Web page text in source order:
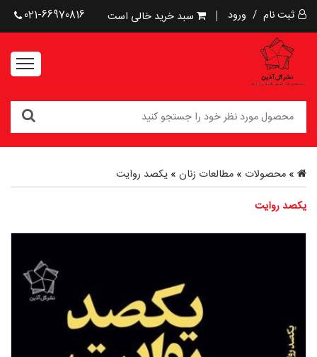
ثبت نام / ورود سبد خرید خالی است 021-66970816
» محصولات » مطالعات زنان » یکصد روایت
یکصد روایت